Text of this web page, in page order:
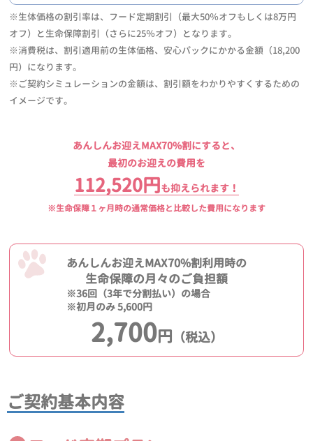
※生体価格の割引率は、フード定期割引（最大50％オフもしくは8万円
オフ）と生命保障割引（さらに25％オフ）となります。
※消費税は、割引適用前の生体価格、安心パックにかかる金額（18,200
円）になります。
※ご契約シミュレーションの金額は、割引額をわかりやすくするための
イメージです。
あんしんお迎えMAX70%割にすると、
最初のお迎えの費用を
112,520円も抑えられます！
※生命保障１ヶ月時の通常価格と比較した費用になります
あんしんお迎えMAX70%割利用時の
生命保障の月々のご負担額
※36回（3年で分割払い）の場合
※初月のみ 5,600円
2,700円 （税込）
ご契約基本内容